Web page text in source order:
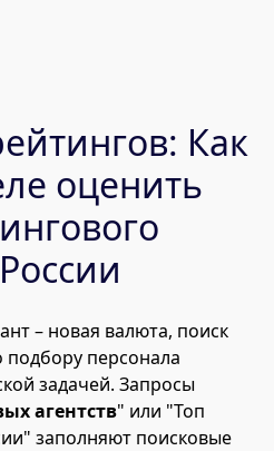
Как
оценить
– новая валюта, поиск
персонала
задачей. Запросы
агентств" или "Топ
заполняют поисковые